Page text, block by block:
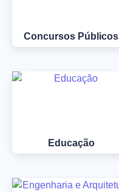
Concursos Públicos
Educação